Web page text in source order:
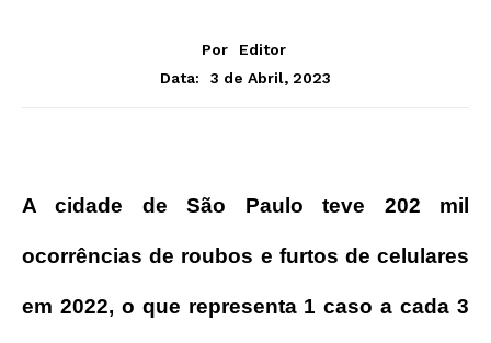
Por
Editor
Data:
3 de Abril, 2023
A cidade de São Paulo teve 202 mil
ocorrências de roubos e furtos de celulares
em 2022, o que representa 1 caso a cada 3